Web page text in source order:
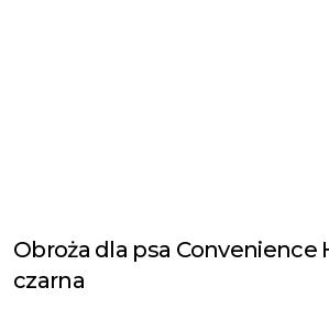
Obroża dla psa Convenience
czarna